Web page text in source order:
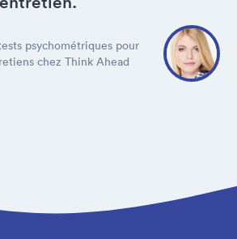
psychométriques pour
chez Think Ahead